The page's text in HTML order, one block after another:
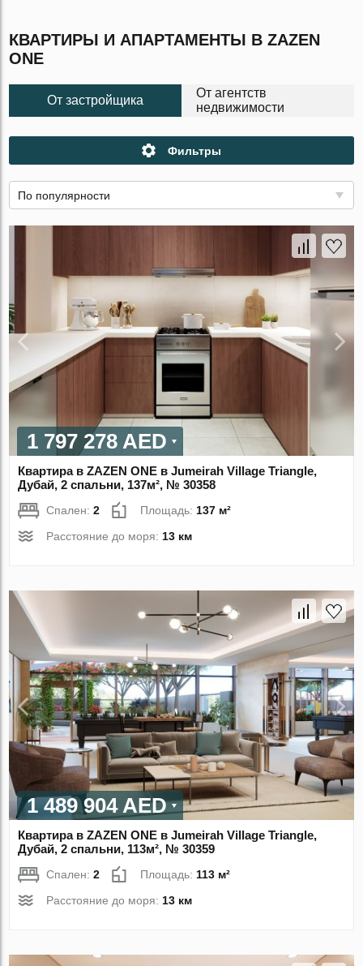
КВАРТИРЫ И АПАРТАМЕНТЫ В ZAZEN
ONE
От застройщика
От агентств
недвижимости
Фильтры
По популярности
1 797 278 AED
Квартира в ZAZEN ONE в Jumeirah Village Triangle,
Дубай, 2 спальни, 137м², № 30358
Спален:2 Площадь: 137 м²
Расстояние до моря: 13 км
1 489 904 AED
Квартира в ZAZEN ONE в Jumeirah Village Triangle,
Дубай, 2 спальни, 113м², № 30359
Спален:2 Площадь:113 м²
Расстояние до моря:13 км